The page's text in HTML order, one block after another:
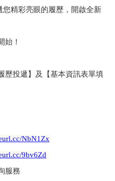
精彩亮眼的履歷，開啟全新
始！
歷投遞】及【基本資訊表單填
NbN1Zx
9bv6Zd
服務